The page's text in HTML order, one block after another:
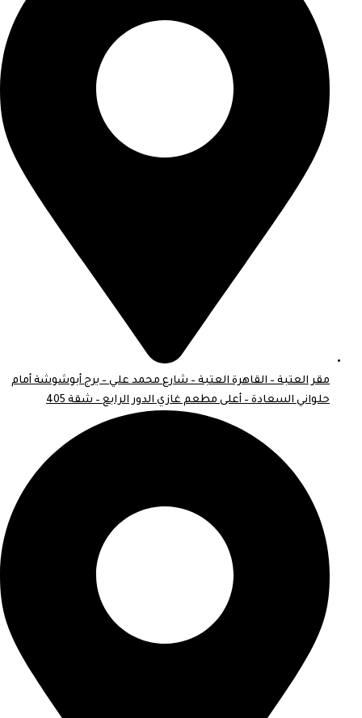
مقر العتبة – القاهرة العتبة – شارع محمد علي – برج أبوشوشة أمام
حلواني السعادة – أعلى مطعم غازي الدور الرابع – شقة 405